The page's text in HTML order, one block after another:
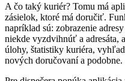
A čo taký kuriér? Tomu má
zásielok, ktoré má doručiť.
napríklad sú: zobrazenie
niekde vyzdvihnúť a adresáta,
úlohy, štatistiky kuriéra,
nových doručovaní a podobne.